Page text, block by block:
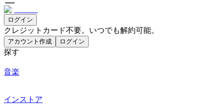
ログイン
クレジットカード不要。いつでも解約可能。
アカウント作成 ログイン
探す
音楽
インストア